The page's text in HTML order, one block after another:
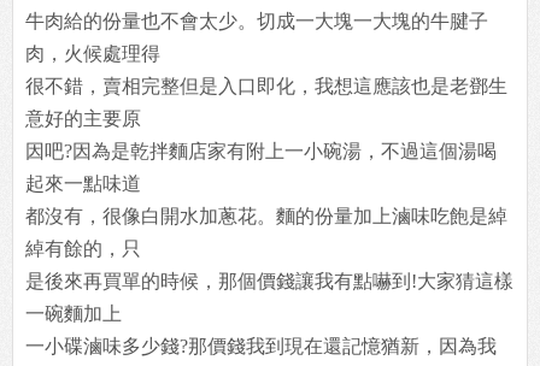
牛肉給的份量也不會太少。切成一大塊一大塊的牛腱子
肉，火候處理得
很不錯，賣相完整但是入口即化，我想這應該也是老鄧生
意好的主要原
因吧?因為是乾拌麵店家有附上一小碗湯，不過這個湯喝
起來一點味道
都沒有，很像白開水加蔥花。麵的份量加上滷味吃飽是綽
綽有餘的，只
是後來再買單的時候，那個價錢讓我有點嚇到!大家猜這樣
一碗麵加上
一小碟滷味多少錢?那價錢我到現在還記憶猶新，因為我